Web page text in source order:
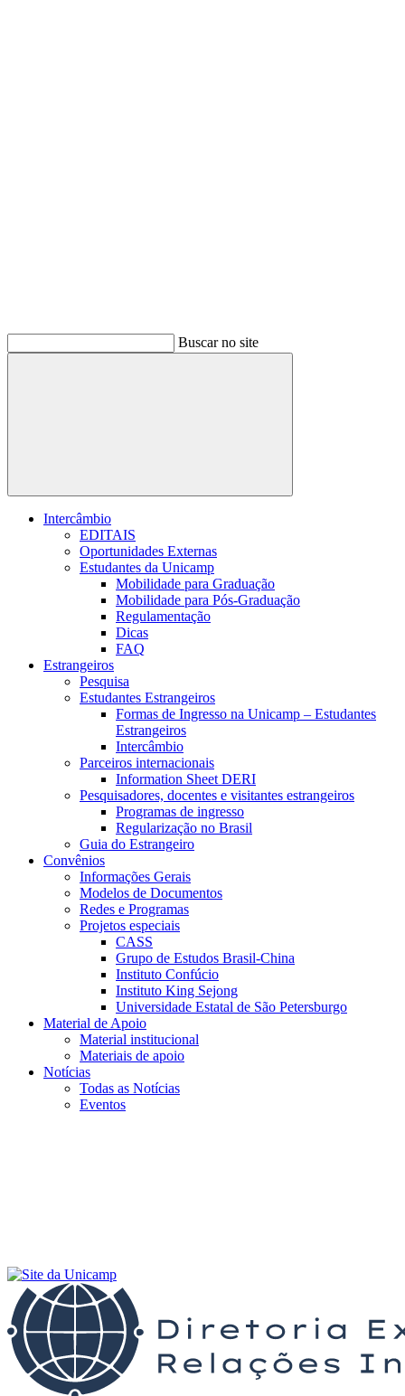
Buscar no site
Buscar
Intercâmbio
EDITAIS
Oportunidades Externas
Estudantes da Unicamp
Mobilidade para Graduação
Mobilidade para Pós-Graduação
Regulamentação
Dicas
FAQ
Estrangeiros
Pesquisa
Estudantes Estrangeiros
Formas de Ingresso na Unicamp – Estudantes
Estrangeiros
Intercâmbio
Parceiros internacionais
Information Sheet DERI
Pesquisadores, docentes e visitantes estrangeiros
Programas de ingresso
Regularização no Brasil
Guia do Estrangeiro
Convênios
Informações Gerais
Modelos de Documentos
Redes e Programas
Projetos especiais
CASS
Grupo de Estudos Brasil-China
Instituto Confúcio
Instituto King Sejong
Universidade Estatal de São Petersburgo
Material de Apoio
Material institucional
Materiais de apoio
Notícias
Todas as Notícias
Eventos